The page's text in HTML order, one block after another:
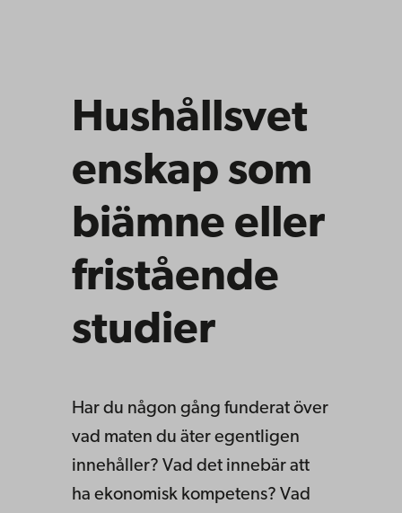
Hushållsvet
enskap som
biämne eller
fristående
studier
Har du någon gång funderat över
vad maten du äter egentligen
innehåller? Vad det innebär att
ha ekonomisk kompetens? Vad